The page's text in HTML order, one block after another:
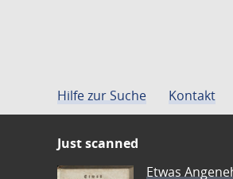
Hilfe zur Suche Kontakt
Just scanned
Etwas